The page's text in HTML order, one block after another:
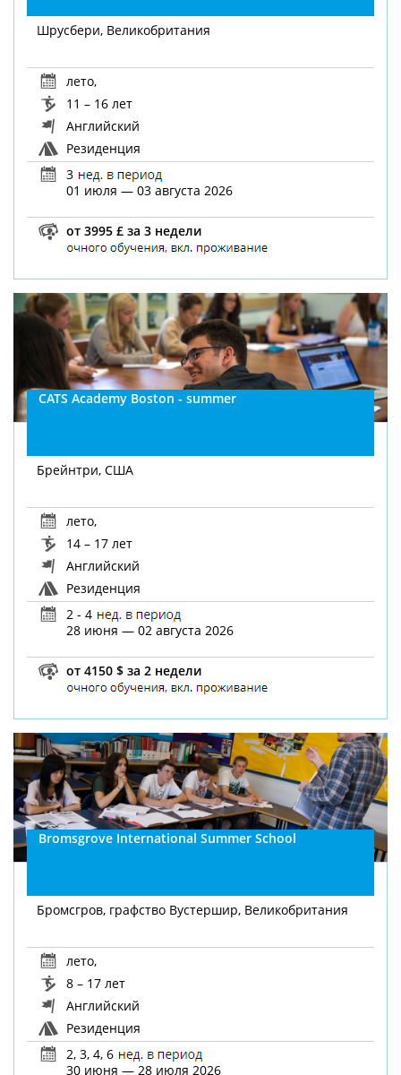
Шрусбери, Великобритания
лето,
11 – 16 лет
Английский
Резиденция
3
01 июля — 03 августа 2026
от 3995 £ за 3 недели
CATS Academy Boston - summer
Брейнтри, США
лето,
14 – 17 лет
Английский
Резиденция
2 - 4
28 июня — 02 августа 2026
от 4150 $ за 2 недели
Bromsgrove International Summer School
Бромсгров, графство Вустершир, Великобритания
лето,
8 – 17 лет
Английский
Резиденция
2, 3, 4, 6
30 июня — 28 июля 2026